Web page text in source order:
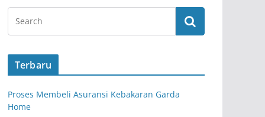
Terbaru
Proses Membeli Asuransi Kebakaran Garda
Home